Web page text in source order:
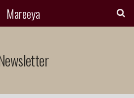
Mareeya